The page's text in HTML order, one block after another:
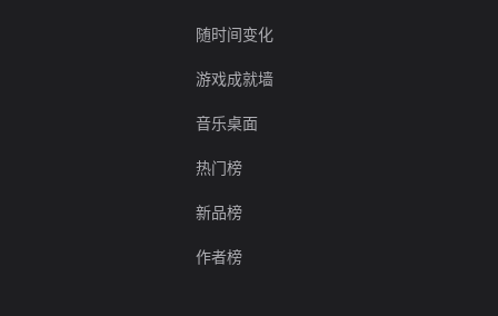
随时间变化
游戏成就墙
音乐桌面
热门榜
新品榜
作者榜